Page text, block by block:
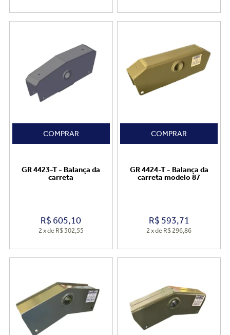
COMPRAR
GR 4423-T - Balança da
carreta
R$ 605,10
2 xde R$ 302,55
COMPRAR
GR 4424-T - Balança da
carreta modelo 87
R$ 593,71
2 xde R$ 296,86